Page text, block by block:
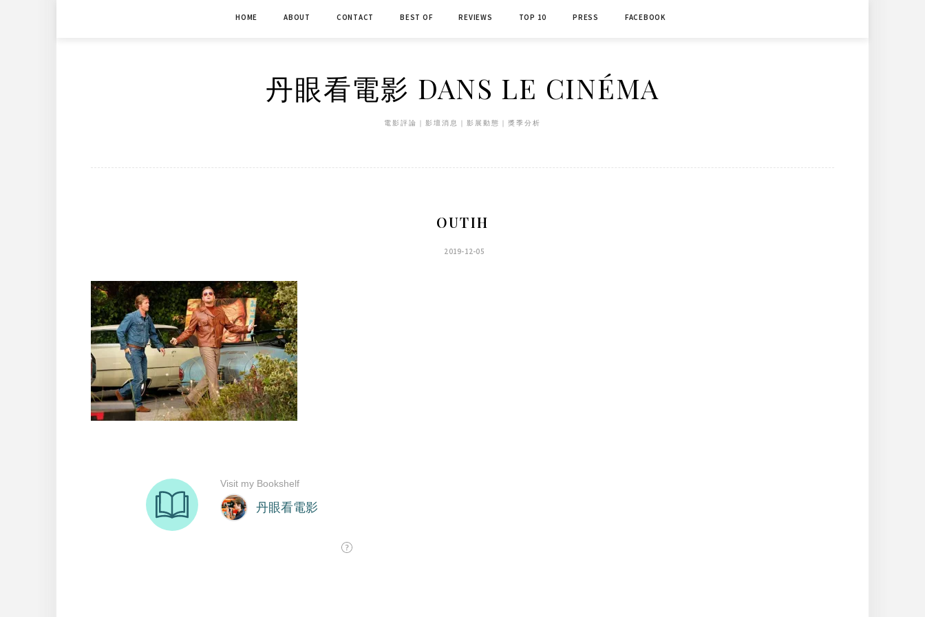
HOME ABOUT CONTACT BEST OF REVIEWS TOP 10 PRESS FACEBOOK
丹眼看電影 DANS LE CINÉMA
電影評論｜影壇消息｜影展動態｜獎季分析
OUTIH
2019-12-05